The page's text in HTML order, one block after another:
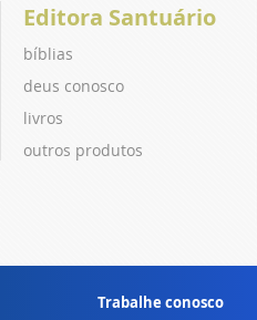
Editora Santuário
bíblias
deus conosco
livros
outros produtos
Trabalhe conosco